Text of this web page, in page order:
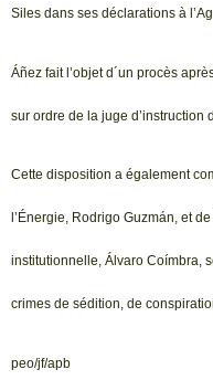
Siles dans ses déclarations à
Áñez fait l’objet d´un procès
sur ordre de la juge d’instruction
Cette disposition a également
l’Énergie, Rodrigo Guzmán, et
institutionnelle, Álvaro Coímbra,
crimes de sédition, de
peo/jf/apb